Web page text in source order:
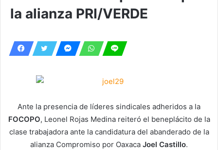
la alianza PRI/VERDE
Ante la presencia de líderes sindicales adheridos a la
FOCOPO, Leonel Rojas Medina reiteró el beneplácito de la
clase trabajadora ante la candidatura del abanderado de la
alianza Compromiso por Oaxaca Joel Castillo.